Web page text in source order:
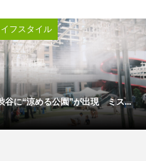
エンタメ
澤閑也(Travis Japan)＆猪狩蒼...